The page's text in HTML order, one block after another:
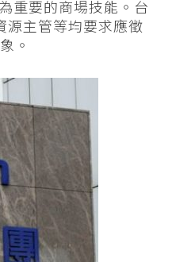
重要的商場技能。台
源主管等均要求應徵
。